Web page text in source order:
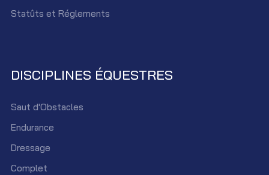
Statûts et Réglements
DISCIPLINES ÉQUESTRES
Saut d'Obstacles
Endurance
Dressage
Complet